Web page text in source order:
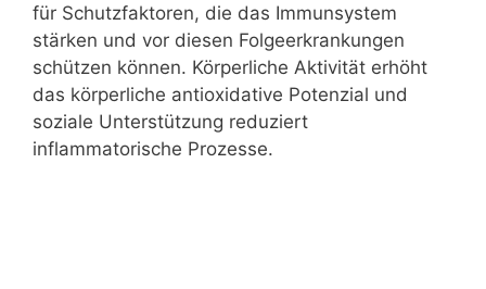
für Schutzfaktoren, die das Immunsystem
stärken und vor diesen Folgeerkrankungen
schützen können. Körperliche Aktivität erhöht
das körperliche antioxidative Potenzial und
soziale Unterstützung reduziert
inflammatorische Prozesse.